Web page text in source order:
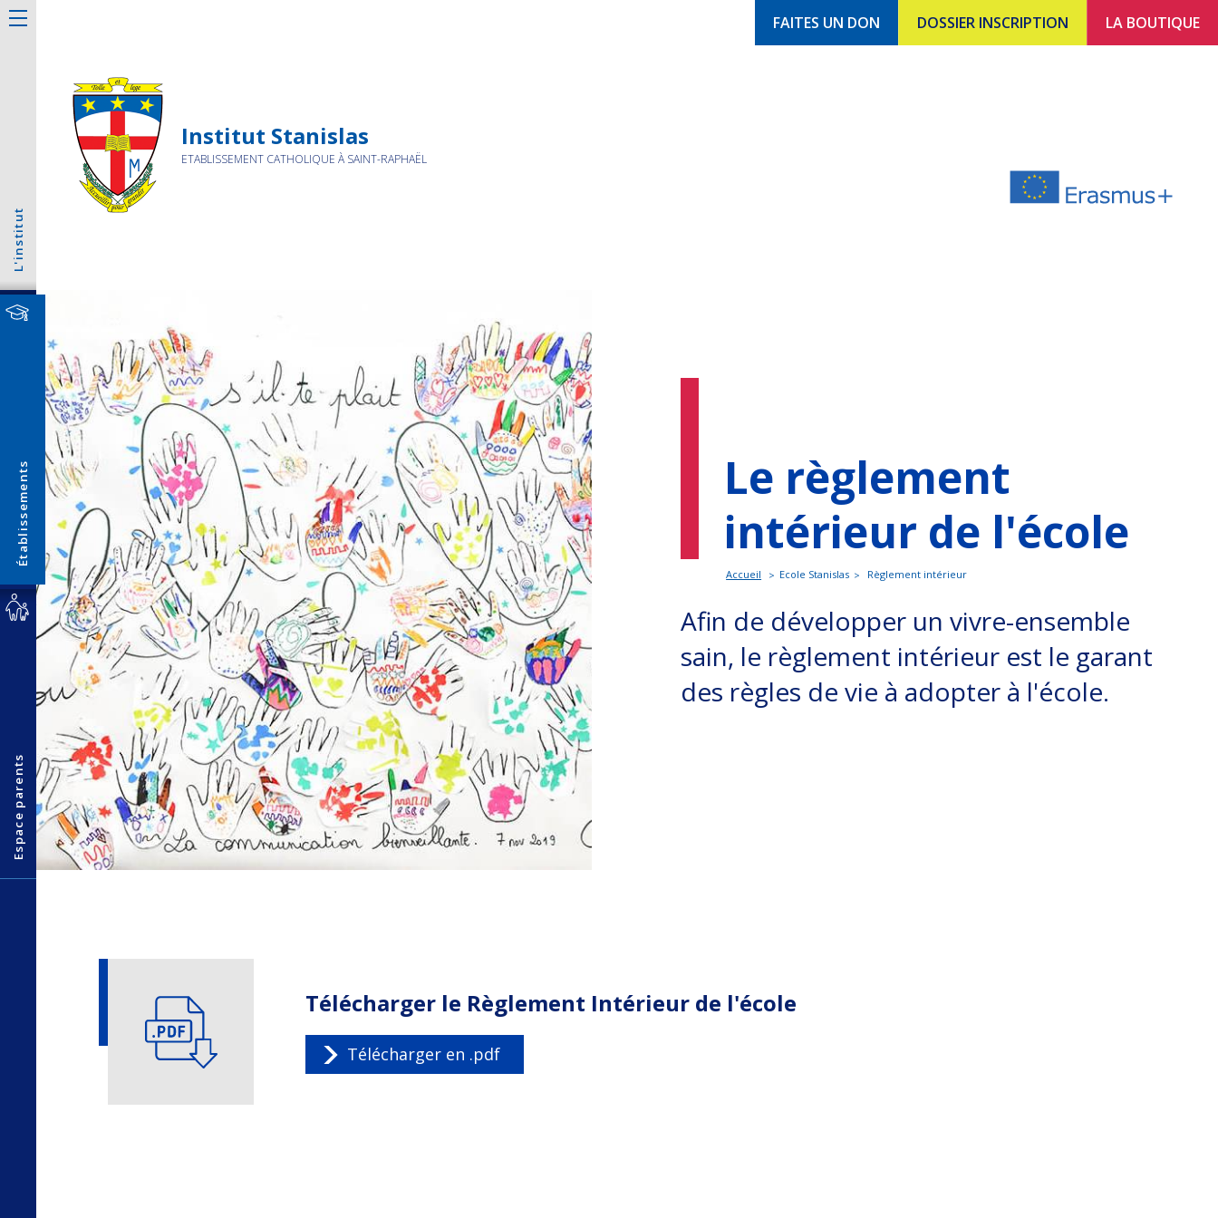
Institut Stanislas
ETABLISSEMENT CATHOLIQUE À SAINT-RAPHAËL
FAITES UN DON DOSSIER INSCRIPTION LA BOUTIQUE
L'institut
Établissements
Espace parents
Le règlement
intérieur de l'école
Accueil Ecole Stanislas Règlement intérieur
Afin de développer un vivre-ensemble
sain, le règlement intérieur est le garant
des règles de vie à adopter à l'école.
Télécharger le Règlement Intérieur de l'école
Télécharger en .pdf